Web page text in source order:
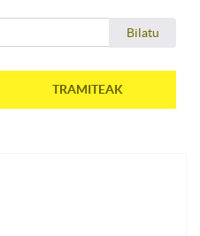
Bilatu
TRAMITEAK